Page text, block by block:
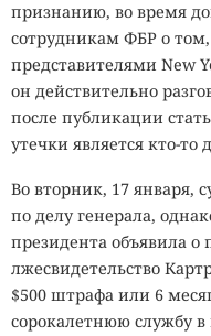
признанию, во время
сотрудникам ФБР о
представителями New
он действительно
после публикации
утечки является кто-то
Во вторник, 17 января,
по делу генерала,
президента объявила
лжесвидетельство
$500 штрафа или 6
сорокалетнюю службу